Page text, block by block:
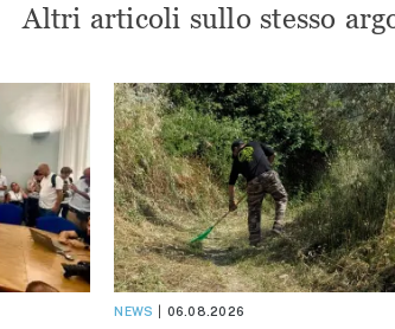
Altri articoli sullo stesso
NEWS 06.08.2026